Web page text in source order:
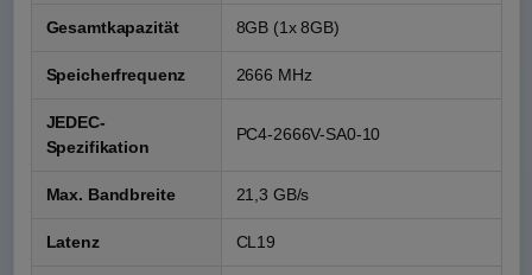
Gesamtkapazität 8GB (1x 8GB)
Speicherfrequenz 2666 MHz
JEDEC-
Spezifikation
PC4-2666V-SA0-10
Max. Bandbreite 21,3 GB/s
Latenz CL19